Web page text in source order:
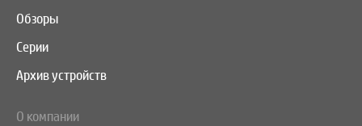
Обзоры
Серии
Архив устройств
О компании